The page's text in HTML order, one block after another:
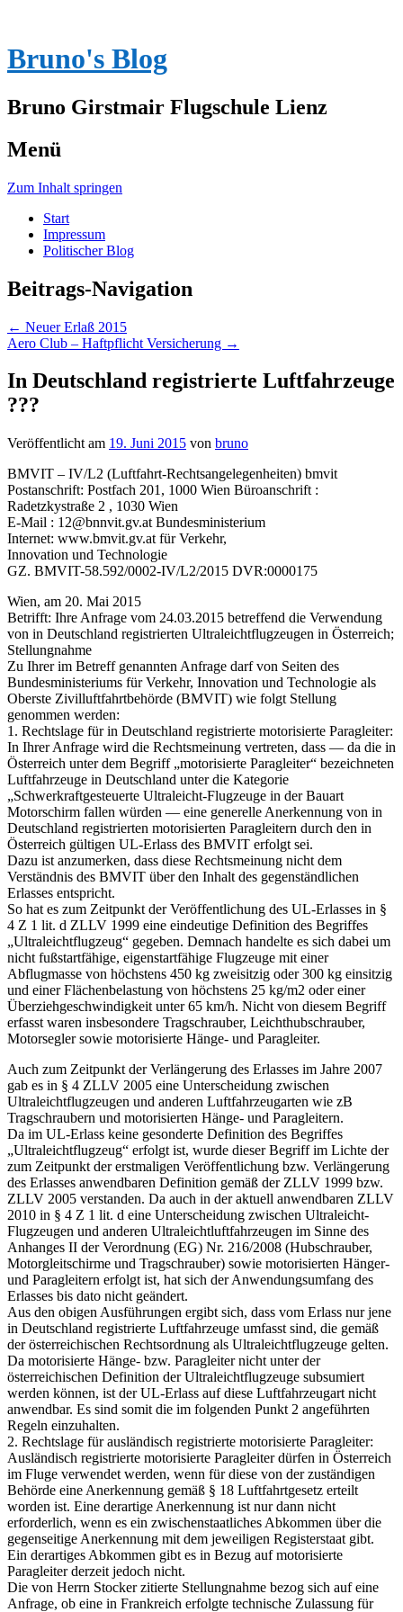
Bruno's Blog
Bruno Girstmair Flugschule Lienz
Menü
Zum Inhalt springen
Start
Impressum
Politischer Blog
Beitrags-Navigation
← Neuer Erlaß 2015
Aero Club – Haftpflicht Versicherung →
In Deutschland registrierte Luftfahrzeuge
???
Veröffentlicht am 19. Juni 2015 von bruno
BMVIT – IV/L2 (Luftfahrt-Rechtsangelegenheiten) bmvit
Postanschrift: Postfach 201, 1000 Wien Büroanschrift :
Radetzkystraße 2 , 1030 Wien
E-Mail : 12@bnnvit.gv.at Bundesministerium
Internet: www.bmvit.gv.at für Verkehr,
Innovation und Technologie
GZ. BMVIT-58.592/0002-IV/L2/2015 DVR:0000175
Wien, am 20. Mai 2015
Betrifft: Ihre Anfrage vom 24.03.2015 betreffend die Verwendung
von in Deutschland registrierten Ultraleichtflugzeugen in Österreich;
Stellungnahme
Zu Ihrer im Betreff genannten Anfrage darf von Seiten des
Bundesministeriums für Verkehr, Innovation und Technologie als
Oberste Zivilluftfahrtbehörde (BMVIT) wie folgt Stellung
genommen werden:
1. Rechtslage für in Deutschland registrierte motorisierte Paragleiter:
In Ihrer Anfrage wird die Rechtsmeinung vertreten, dass — da die in
Österreich unter dem Begriff „motorisierte Paragleiter“ bezeichneten
Luftfahrzeuge in Deutschland unter die Kategorie
„Schwerkraftgesteuerte Ultraleicht-Flugzeuge in der Bauart
Motorschirm fallen würden — eine generelle Anerkennung von in
Deutschland registrierten motorisierten Paragleitern durch den in
Österreich gültigen UL-Erlass des BMVIT erfolgt sei.
Dazu ist anzumerken, dass diese Rechtsmeinung nicht dem
Verständnis des BMVIT über den Inhalt des gegenständlichen
Erlasses entspricht.
So hat es zum Zeitpunkt der Veröffentlichung des UL-Erlasses in §
4 Z 1 lit. d ZLLV 1999 eine eindeutige Definition des Begriffes
„Ultraleichtflugzeug“ gegeben. Demnach handelte es sich dabei um
nicht fußstartfähige, eigenstartfähige Flugzeuge mit einer
Abflugmasse von höchstens 450 kg zweisitzig oder 300 kg einsitzig
und einer Flächenbelastung von höchstens 25 kg/m2 oder einer
Überziehgeschwindigkeit unter 65 km/h. Nicht von diesem Begriff
erfasst waren insbesondere Tragschrauber, Leichthubschrauber,
Motorsegler sowie motorisierte Hänge- und Paragleiter.
Auch zum Zeitpunkt der Verlängerung des Erlasses im Jahre 2007
gab es in § 4 ZLLV 2005 eine Unterscheidung zwischen
Ultraleichtflugzeugen und anderen Luftfahrzeugarten wie zB
Tragschraubern und motorisierten Hänge- und Paragleitern.
Da im UL-Erlass keine gesonderte Definition des Begriffes
„Ultraleichtflugzeug“ erfolgt ist, wurde dieser Begriff im Lichte der
zum Zeitpunkt der erstmaligen Veröffentlichung bzw. Verlängerung
des Erlasses anwendbaren Definition gemäß der ZLLV 1999 bzw.
ZLLV 2005 verstanden. Da auch in der aktuell anwendbaren ZLLV
2010 in § 4 Z 1 lit. d eine Unterscheidung zwischen Ultraleicht-
Flugzeugen und anderen Ultraleichtluftfahrzeugen im Sinne des
Anhanges II der Verordnung (EG) Nr. 216/2008 (Hubschrauber,
Motorgleitschirme und Tragschrauber) sowie motorisierten Hänger-
und Paragleitern erfolgt ist, hat sich der Anwendungsumfang des
Erlasses bis dato nicht geändert.
Aus den obigen Ausführungen ergibt sich, dass vom Erlass nur jene
in Deutschland registrierte Luftfahrzeuge umfasst sind, die gemäß
der österreichischen Rechtsordnung als Ultraleichtflugzeuge gelten.
Da motorisierte Hänge- bzw. Paragleiter nicht unter der
österreichischen Definition der Ultraleichtflugzeuge subsumiert
werden können, ist der UL-Erlass auf diese Luftfahrzeugart nicht
anwendbar. Es sind somit die im folgenden Punkt 2 angeführten
Regeln einzuhalten.
2. Rechtslage für ausländisch registrierte motorisierte Paragleiter:
Ausländisch registrierte motorisierte Paragleiter dürfen in Österreich
im Fluge verwendet werden, wenn für diese von der zuständigen
Behörde eine Anerkennung gemäß § 18 Luftfahrtgesetz erteilt
worden ist. Eine derartige Anerkennung ist nur dann nicht
erforderlich, wenn es ein zwischenstaatliches Abkommen über die
gegenseitige Anerkennung mit dem jeweiligen Registerstaat gibt.
Ein derartiges Abkommen gibt es in Bezug auf motorisierte
Paragleiter derzeit jedoch nicht.
Die von Herrn Stocker zitierte Stellungnahme bezog sich auf eine
Anfrage, ob eine in Frankreich erfolgte technische Zulassung für